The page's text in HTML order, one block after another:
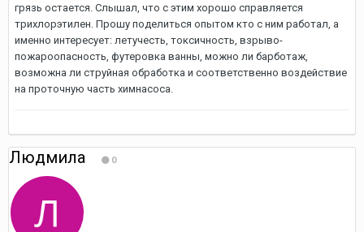
грязь остается. Слышал, что с этим хорошо справляется
трихлорэтилен. Прошу поделиться опытом кто с ним работал, а
именно интересует: летучесть, токсичность, взрыво-
пожароопасность, футеровка ванны, можно ли барботаж,
возможна ли струйная обработка и соответственно воздействие
на проточную часть химнасоса.
Людмила 0